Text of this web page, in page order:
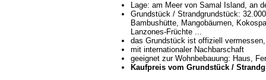
Lage: am Meer von Samal Island, an
Grundstück / Strandgrundstück:
Bambushütte, Mangobäumen,
Lanzones-Früchte ...
das Grundstück ist offiziell
mit internationaler Nachbarschaft
geeignet zur Wohnbebauung: Haus,
Kaufpreis vom Grundstück /